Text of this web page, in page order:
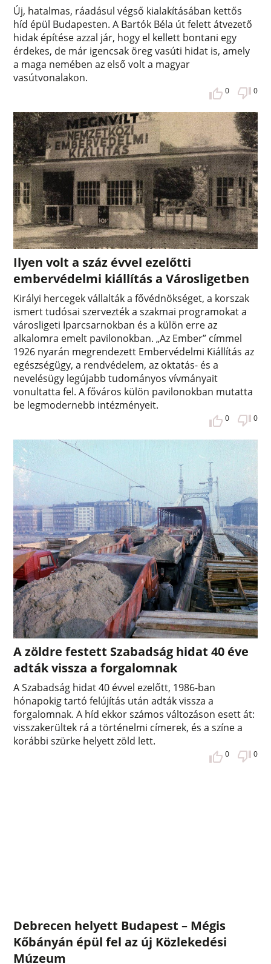
Új, hatalmas, ráadásul végső kialakításában kettős
híd épül Budapesten. A Bartók Béla út felett átvezető
hidak építése azzal jár, hogy el kellett bontani egy
érdekes, de már igencsak öreg vasúti hidat is, amely
a maga nemében az első volt a magyar
vasútvonalakon.
0 0
Ilyen volt a száz évvel ezelőtti
embervédelmi kiállítás a Városligetben
Királyi hercegek vállalták a fővédnökséget, a korszak
ismert tudósai szervezték a szakmai programokat a
városligeti Iparcsarnokban és a külön erre az
alkalomra emelt pavilonokban. „Az Ember” címmel
1926 nyarán megrendezett Embervédelmi Kiállítás az
egészségügy, a rendvédelem, az oktatás- és a
nevelésügy legújabb tudományos vívmányait
vonultatta fel. A főváros külön pavilonokban mutatta
be legmodernebb intézményeit.
0 0
A zöldre festett Szabadság hidat 40 éve
adták vissza a forgalomnak
A Szabadság hidat 40 évvel ezelőtt, 1986-ban
hónapokig tartó felújítás után adták vissza a
forgalomnak. A híd ekkor számos változáson esett át:
visszakerültek rá a történelmi címerek, és a színe a
korábbi szürke helyett zöld lett.
0 0
Debrecen helyett Budapest – Mégis
Kőbányán épül fel az új Közlekedési
Múzeum